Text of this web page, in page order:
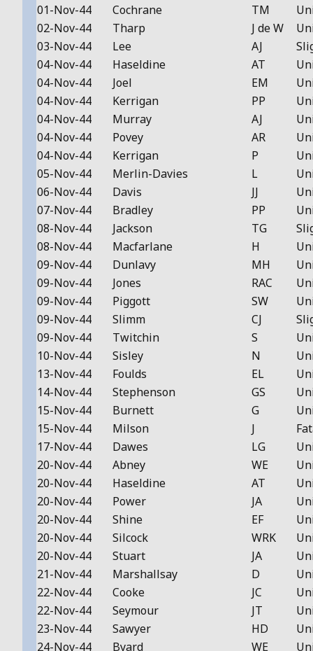
01-Nov-44
Cochrane TM
02-Nov-44
Tharp J de W
03-Nov-44
Lee AJ
04-Nov-44
Haseldine AT
04-Nov-44
Joel EM
04-Nov-44
Kerrigan PP
04-Nov-44
Murray AJ
04-Nov-44
Povey AR
04-Nov-44
Kerrigan P
05-Nov-44
Merlin-Davies L
06-Nov-44
Davis JJ
07-Nov-44
Bradley PP
08-Nov-44
Jackson TG
08-Nov-44
Macfarlane H
09-Nov-44
Dunlavy MH
09-Nov-44
Jones RAC
09-Nov-44
Piggott SW
09-Nov-44
Slimm CJ
09-Nov-44
Twitchin S
10-Nov-44
Sisley N
13-Nov-44
Foulds EL
14-Nov-44
Stephenson GS
15-Nov-44
Burnett G
15-Nov-44
Milson J
17-Nov-44
Dawes LG
20-Nov-44
Abney WE
20-Nov-44
Haseldine AT
20-Nov-44
Power JA
20-Nov-44
Shine EF
20-Nov-44
Silcock WRK
20-Nov-44
Stuart JA
21-Nov-44
Marshallsay D
22-Nov-44
Cooke JC
22-Nov-44
Seymour JT
23-Nov-44
Sawyer HD
24-Nov-44
Byard WE